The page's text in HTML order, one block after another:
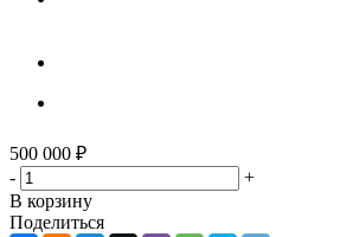
500 000 ₽
-
+
В корзину
Поделиться